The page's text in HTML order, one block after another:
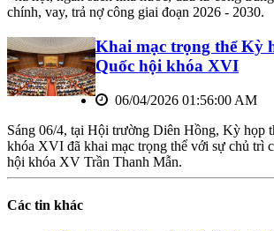
chính, vay, trả nợ công giai đoạn 2026 - 2030.
Khai mạc trọng thể Kỳ
Quốc hội khóa XVI
06/04/2026 01:56:00 AM
Sáng 06/4, tại Hội trường Diên Hồng, Kỳ họp
khóa XVI đã khai mạc trọng thể với sự chủ trì
hội khóa XV Trần Thanh Mẫn.
Các tin khác